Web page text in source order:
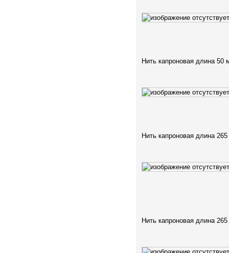
Нить капроновая длина 50
Нить капроновая длина
Нить капроновая длина